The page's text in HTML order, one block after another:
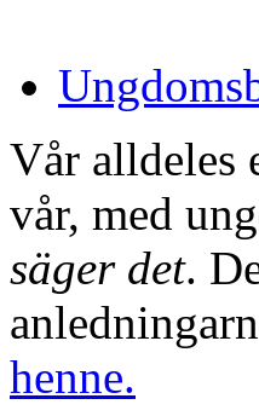
Vår alldeles
vår, med
säger det.
henne.